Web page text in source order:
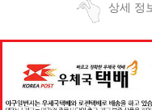
상세 정